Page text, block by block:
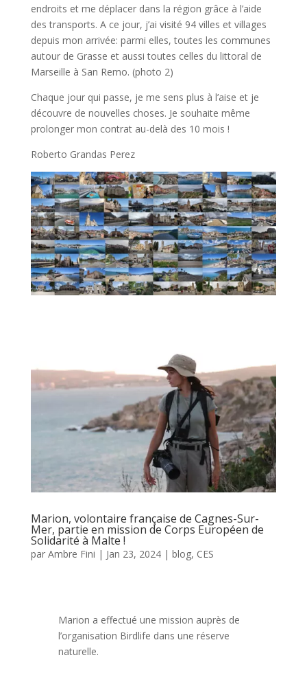
endroits et me déplacer dans la région grâce à l’aide
des transports. A ce jour, j’ai visité 94 villes et villages
depuis mon arrivée: parmi elles, toutes les communes
autour de Grasse et aussi toutes celles du littoral de
Marseille à San Remo. (photo 2)
Chaque jour qui passe, je me sens plus à l’aise et je
découvre de nouvelles choses. Je souhaite même
prolonger mon contrat au-delà des 10 mois !
Roberto Grandas Perez
Marion, volontaire française de Cagnes-Sur-
Mer, partie en mission de Corps Européen de
Solidarité à Malte !
par Ambre Fini | Jan 23, 2024| blog, CES
Marion a effectué une mission auprès de
l’organisation Birdlife dans une réserve
naturelle.